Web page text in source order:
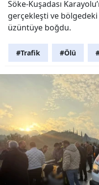
Söke-Kuşadası
gerçekleşti ve
üzüntüye boğdu.
#Trafik #Ölü